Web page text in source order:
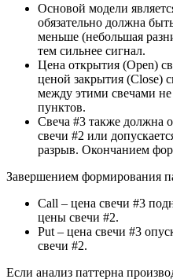
Основой модели
обязательно должна
меньше (небольшая
тем сильнее сигнал.
Цена открытия (Open)
ценой закрытия (Close)
между этими свечами
пунктов.
Свеча #3 также должна
свечи #2 или
разрыв. Окончанием
Завершением формирования
Call – цена свечи #3
цены свечи #2.
Put – цена свечи #3
свечи #2.
Если анализ паттерна